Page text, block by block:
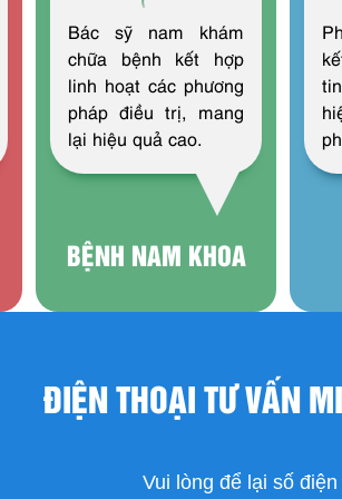
BỆNH NAM KHOA
Bác sỹ nam khám
chữa bệnh kết hợp
linh hoạt các phương
pháp điều trị, mang
lại hiệu quả cao.
ĐIỆN THOẠI TƯ VẤN
Vui lòng để lại số